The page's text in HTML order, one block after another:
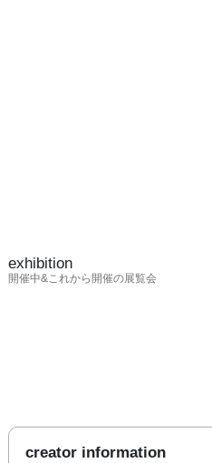
exhibition
開催中&これから開催の展覧会
creator information